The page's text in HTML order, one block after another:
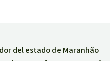
del estado de Maranhão